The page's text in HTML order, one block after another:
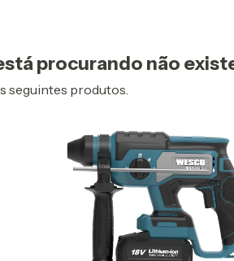
procurando não
seguintes produtos.